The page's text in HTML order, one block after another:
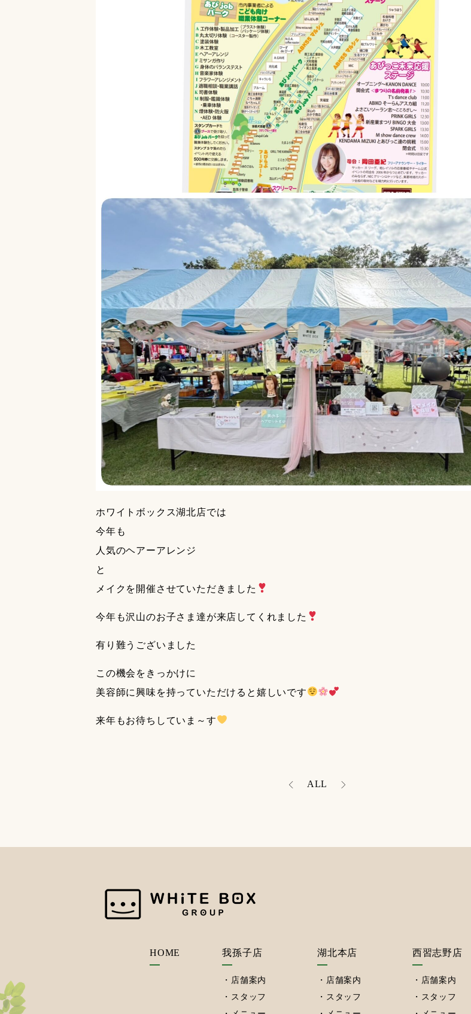
ホワイトボックス湖北店では
今年も
人気のヘアーアレンジ
と
メイクを開催させていただきました
今年も沢山のお子さま達が来店してくれました
有り難うございました
この機会をきっかけに
美容師に興味を持っていただけると嬉しいです
来年もお待ちしていま～す
ALL
HOME 我孫子店
店舗案内
スタッフ
湖北本店
店舗案内
スタッフ
西習志野店
店舗案内
スタッフ